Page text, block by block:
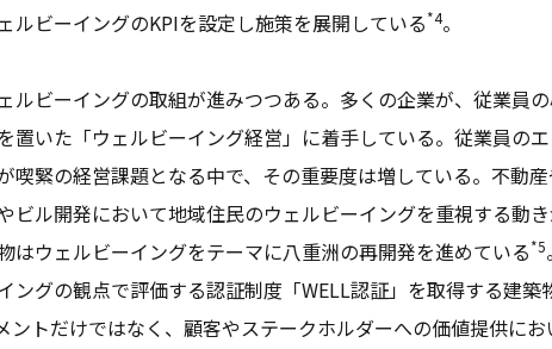
ルビーイングのKPIを設定し施策を展開している*4。
ルビーイングの取組が進みつつある。多くの企業が、従業員
置いた「ウェルビーイング経営」に着手している。従業員の
喫緊の経営課題となる中で、その重要度は増している。不動
ビル開発において地域住民のウェルビーイングを重視する動き
はウェルビーイングをテーマに八重洲の再開発を進めている*5
ングの観点で評価する認証制度「WELL認証」を取得する建築
ントだけではなく、顧客やステークホルダーへの価値提供に